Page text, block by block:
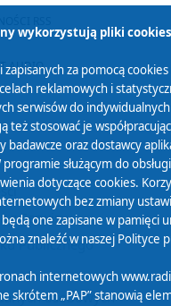
AUDIO
z Serwisu
Publicznego
osobowych
wykorzystują pliki
za pomocą
reklamowych i
serwisów do
też stosować je
badawcze oraz dostawcy
służącym do
dotyczące cookies.
bez zmiany
one zapisane w pamięci
znaleźć w naszej Polityce
internetowych
skrótem „PAP” stanowią